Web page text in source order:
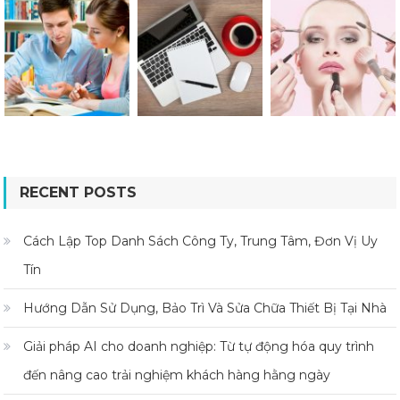
RECENT POSTS
Cách Lập Top Danh Sách Công Ty, Trung Tâm, Đơn Vị Uy
Tín
Hướng Dẫn Sử Dụng, Bảo Trì Và Sửa Chữa Thiết Bị Tại Nhà
Giải pháp AI cho doanh nghiệp: Từ tự động hóa quy trình
đến nâng cao trải nghiệm khách hàng hằng ngày